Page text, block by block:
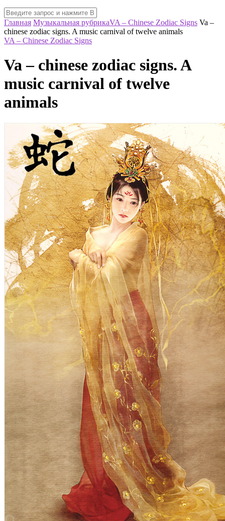
Главная Музыкальная рубрикаVA – Chinese Zodiac Signs Va –
chinese zodiac signs. A music carnival of twelve animals
VA – Chinese Zodiac Signs
Va – chinese zodiac signs. A
music carnival of twelve
animals